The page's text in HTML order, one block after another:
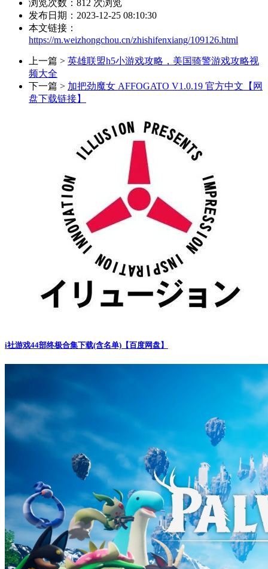
浏览次数： 812 次浏览
发布日期：2023-12-25 08:10:30
本文链接：
https://m.weizhongchou.cn/zhishifenxiang/109126.html
上一篇 > 英雄联盟h5小游戏攻略，美国骑警游戏攻略视
频大全
下一篇 > 加把劲魔女 AFFOGATO V1.0.19 官方中文【网
盘下载链接】
i社游戏44部终极合集下载(含名单)【百度网盘】